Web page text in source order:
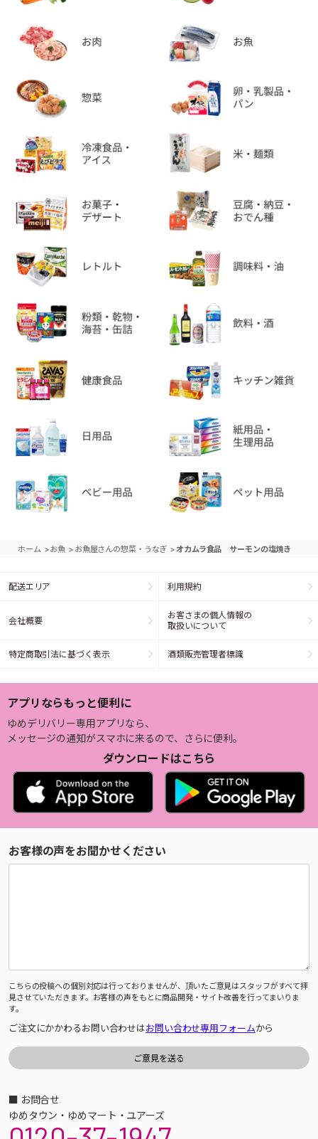
ホーム >お魚 > お魚屋さんの惣菜・うなぎ >オカムラ食品 サーモンの塩焼き
配送エリア 利用規約
会社概要
お客さまの個人情報の
取扱いについて
特定商取引法に基づく表示 酒類販売管理者標識
アプリならもっと便利に
ゆめデリバリー専用アプリなら、
メッセージの通知がスマホに来るので、さらに便利。
ダウンロードはこちら
お客様の声をお聞かせください
こちらの投稿への個別対応は行っておりませんが、頂いたご意見はスタッフがすべて拝
見させていただきます。お客様の声をもとに商品開発・サイト改善を行ってまいりま
す。
ご注文にかかわるお問い合わせはお問い合わせ専用フォームから
■ お問合せ
ゆめタウン・ゆめマート・ユアーズ